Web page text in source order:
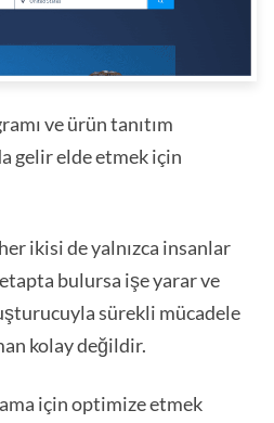
ve ürün tanıtım
gelir elde etmek için
ikisi de yalnızca insanlar
bulursa işe yarar ve
sürekli mücadele
kolay değildir.
için optimize etmek